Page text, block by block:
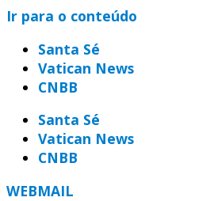
Ir para o conteúdo
Santa Sé
Vatican News
CNBB
Santa Sé
Vatican News
CNBB
WEBMAIL